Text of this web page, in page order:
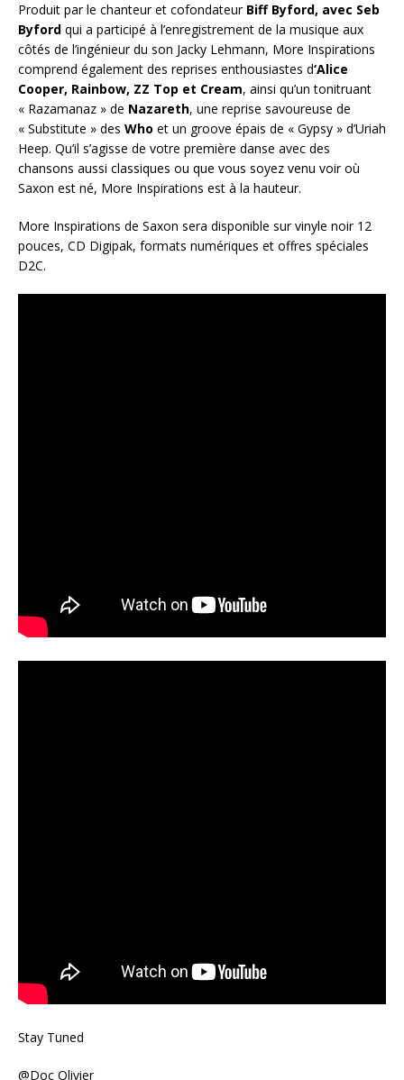
Produit par le chanteur et cofondateur Biff Byford, avec Seb
Byford qui a participé à l’enregistrement de la musique aux
côtés de l’ingénieur du son Jacky Lehmann, More Inspirations
comprend également des reprises enthousiastes d‘Alice
Cooper, Rainbow, ZZ Top et Cream, ainsi qu’un tonitruant
« Razamanaz » de Nazareth, une reprise savoureuse de
« Substitute » des Who et un groove épais de « Gypsy » d’Uriah
Heep. Qu’il s’agisse de votre première danse avec des
chansons aussi classiques ou que vous soyez venu voir où
Saxon est né, More Inspirations est à la hauteur.
More Inspirations de Saxon sera disponible sur vinyle noir 12
pouces, CD Digipak, formats numériques et offres spéciales
D2C.
Stay Tuned
@Doc Olivier